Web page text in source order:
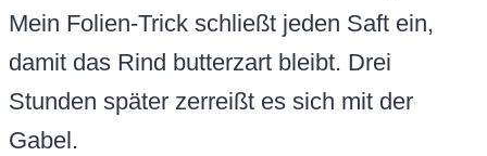
Mein Folien-Trick schließt jeden Saft ein,
damit das Rind butterzart bleibt. Drei
Stunden später zerreißt es sich mit der
Gabel.